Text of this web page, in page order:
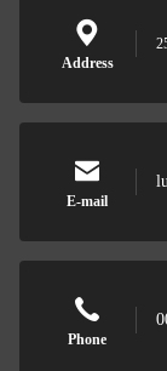
Address
E-mail
Phone